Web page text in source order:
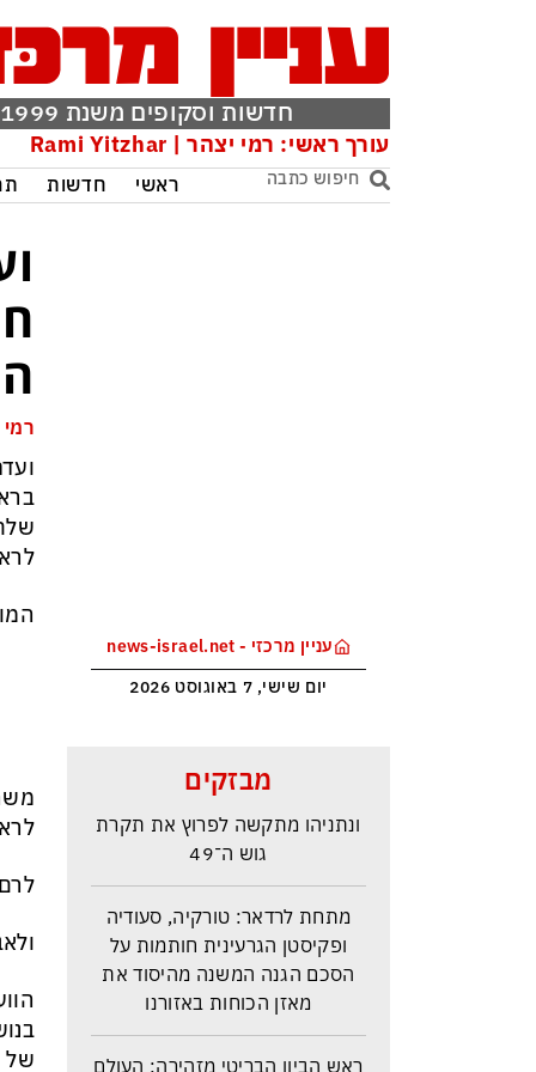
חדשות וסקופים משנת 1999
עורך ראשי: רמי יצהר | Rami Yitzhar
ראשי חדשות
עניין מרכזי - news-israel.net
יום שישי, 7 באוגוסט 2026
מבזקים
איזנקוט מתבסס במקום הראשון –
ונתניהו מתקשה לפרוץ את תקרת
גוש ה־49
מתחת לרדאר: טורקיה, סעודיה
ופקיסטן הגרעינית חותמות על
הסכם הגנה המשנה מהיסוד את
מאזן הכוחות באזורנו
ראש הביון הבריטי מזהירה: העולם
לראש
לרם
של